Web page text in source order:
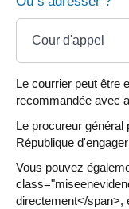
Cour d'appel
Le courrier peut être
recommandée avec
Le procureur général
République
Vous pouvez
directement</span>,